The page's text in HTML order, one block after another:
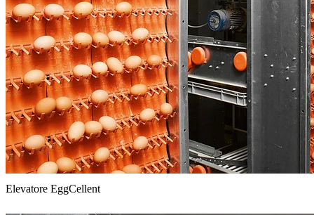
Elevatore EggCellent